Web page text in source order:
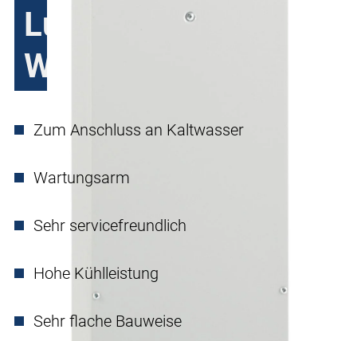
Luft-Wasser-
Wärmetauscher
Zum Anschluss an Kaltwasser
Wartungsarm
Sehr servicefreundlich
Hohe Kühlleistung
Sehr flache Bauweise